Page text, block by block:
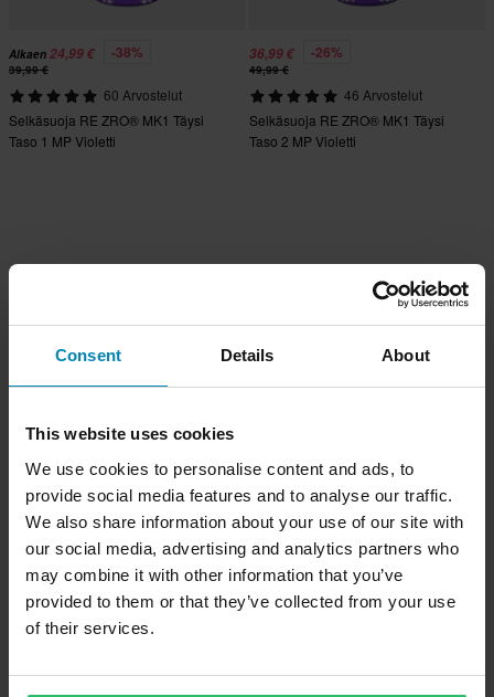
Consent Details About
This website uses cookies
We use cookies to personalise content and ads, to
provide social media features and to analyse our traffic.
We also share information about your use of our site with
our social media, advertising and analytics partners who
may combine it with other information that you’ve
provided to them or that they’ve collected from your use
of their services.
Alkaen 24,99 € -38%
39,99 €
60 Arvostelut
Selkäsuoja RE ZRO® MK1 Täysi
Taso 1 MP Violetti
36,99 € -26%
49,99 €
46 Arvostelut
Selkäsuoja RE ZRO® MK1 Täysi
Taso 2 MP Violetti